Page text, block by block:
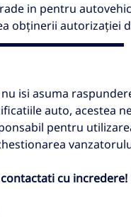
in pentru
obținerii autorizației
isi asuma
auto, acestea
pentru
cu incredere!